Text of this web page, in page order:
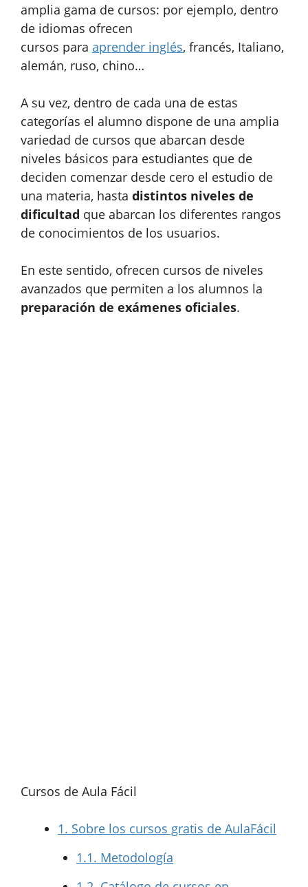
amplia gama de cursos: por ejemplo, dentro
de idiomas ofrecen
cursos para aprender inglés, francés, Italiano,
alemán, ruso, chino…
A su vez, dentro de cada una de estas
categorías el alumno dispone de una amplia
variedad de cursos que abarcan desde
niveles básicos para estudiantes que de
deciden comenzar desde cero el estudio de
una materia, hasta distintos niveles de
dificultad que abarcan los diferentes rangos
de conocimientos de los usuarios.
En este sentido, ofrecen cursos de niveles
avanzados que permiten a los alumnos la
preparación de exámenes oficiales.
Cursos de Aula Fácil
1. Sobre los cursos gratis de AulaFácil
1.1. Metodología